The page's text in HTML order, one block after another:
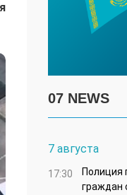
07 NEWS
7 августа
17:30
Полиция
граждан